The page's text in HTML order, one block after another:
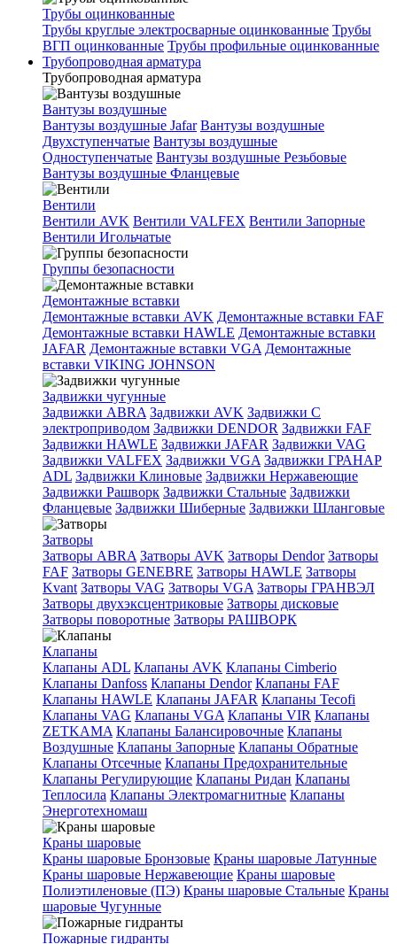
Трубы оцинкованные
Трубы круглые электросварные оцинкованные Трубы
ВГП оцинкованные Трубы профильные оцинкованные
Трубопроводная арматура
Трубопроводная арматура
Вантузы воздушные
Вантузы воздушные Jafar Вантузы воздушные
Двухступенчатые Вантузы воздушные
Одноступенчатые Вантузы воздушные Резьбовые
Вантузы воздушные Фланцевые
Вентили
Вентили AVK Вентили VALFEX Вентили Запорные
Вентили Игольчатые
Группы безопасности
Демонтажные вставки
Демонтажные вставки AVK Демонтажные вставки FAF
Демонтажные вставки HAWLE Демонтажные вставки
JAFAR Демонтажные вставки VGA Демонтажные
вставки VIKING JOHNSON
Задвижки чугунные
Задвижки ABRA Задвижки AVK Задвижки C
электроприводом Задвижки DENDOR Задвижки FAF
Задвижки HAWLE Задвижки JAFAR Задвижки VAG
Задвижки VALFEX Задвижки VGA Задвижки ГРАНАР
ADL Задвижки Клиновые Задвижки Нержавеющие
Задвижки Рашворк Задвижки Стальные Задвижки
Фланцевые Задвижки Шиберные Задвижки Шланговые
Затворы
Затворы ABRA Затворы AVK Затворы Dendor Затворы
FAF Затворы GENEBRE Затворы HAWLE Затворы
Kvant Затворы VAG Затворы VGA Затворы ГРАНВЭЛ
Затворы двухэксцентриковые Затворы дисковые
Затворы поворотные Затворы РАШВОРК
Клапаны
Клапаны ADL Клапаны AVK Клапаны Cimberio
Клапаны Danfoss Клапаны Dendor Клапаны FAF
Клапаны HAWLE Клапаны JAFAR Клапаны Tecofi
Клапаны VAG Клапаны VGA Клапаны VIR Клапаны
ZETKAMA Клапаны Балансировочные Клапаны
Воздушные Клапаны Запорные Клапаны Обратные
Клапаны Отсечные Клапаны Предохранительные
Клапаны Регулирующие Клапаны Ридан Клапаны
Теплосила Клапаны Электромагнитные Клапаны
Энерготехномаш
Краны шаровые
Краны шаровые Бронзовые Краны шаровые Латунные
Краны шаровые Нержавеющие Краны шаровые
Полиэтиленовые (ПЭ) Краны шаровые Стальные Краны
шаровые Чугунные
Пожарные гидранты